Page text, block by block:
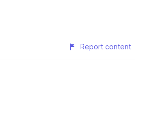
Report content